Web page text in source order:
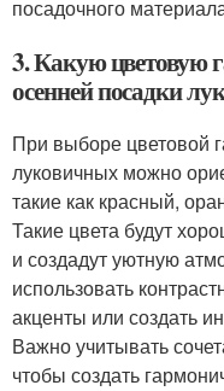
посадочного
3. Какую цветовую
осенней посадки
При выборе цветовой
луковичных можно
такие как красный,
Такие цвета будут
и создадут уютную
использовать
акценты или создать
Важно учитывать
чтобы создать